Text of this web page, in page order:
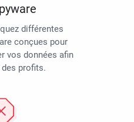
différentes
conçues pour
vos données afin
des profits.